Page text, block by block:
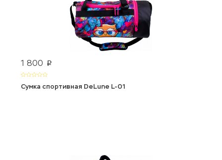
1 800 p
Сумка спортивная DeLune L-01